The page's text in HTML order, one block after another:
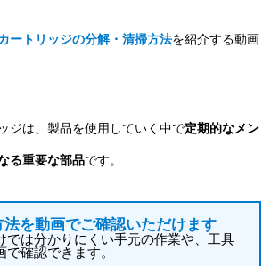
ートリッジの分解・清掃方法を紹介する動画
ジは、製品を使用していく中で定期的なメン
る重要な部品です。
を動画でご確認いただけます
では分かりにくい手元の作業や、工具
確認できます。